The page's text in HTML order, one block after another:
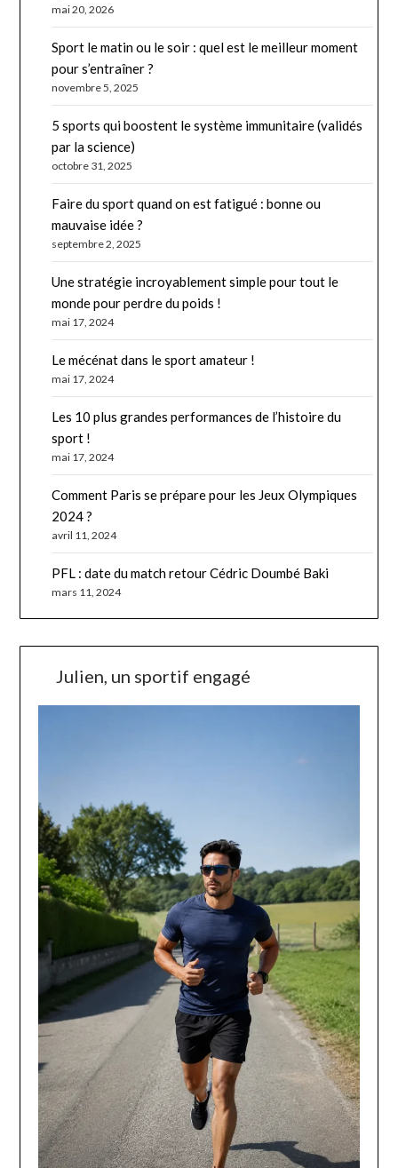
mai 20, 2026
Sport le matin ou le soir : quel est le meilleur moment
pour s’entraîner ?
novembre 5, 2025
5 sports qui boostent le système immunitaire (validés
par la science)
octobre 31, 2025
Faire du sport quand on est fatigué : bonne ou
mauvaise idée ?
septembre 2, 2025
Une stratégie incroyablement simple pour tout le
monde pour perdre du poids !
mai 17, 2024
Le mécénat dans le sport amateur !
mai 17, 2024
Les 10 plus grandes performances de l’histoire du
sport !
mai 17, 2024
Comment Paris se prépare pour les Jeux Olympiques
2024 ?
avril 11, 2024
PFL : date du match retour Cédric Doumbé Baki
mars 11, 2024
Julien, un sportif engagé